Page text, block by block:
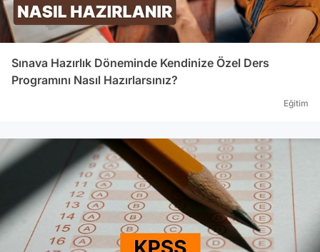
Sınava Hazırlık Döneminde Kendinize Özel Ders
Programını Nasıl Hazırlarsınız?
Eğitim